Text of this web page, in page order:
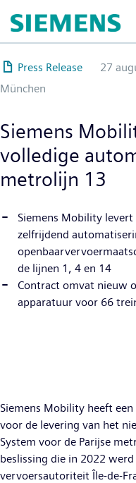
en
naar
de
inhoud
gaan
Press Release 27
München
Siemens
volledige
metrolijn 13
Siemens Mobility levert
zelfrijdend
de lijnen 1, 4 en 14
Contract omvat nieuw
apparatuur voor 66
Siemens Mobility heeft
voor de levering van het
System voor de Parijse
beslissing die in 2022
vervoersautoriteit Île-de-